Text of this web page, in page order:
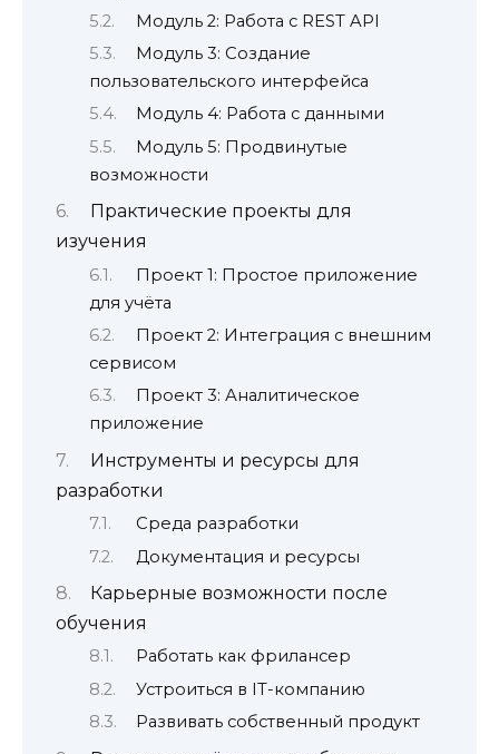
Модуль 2: Работа с REST API
Модуль 3: Создание
пользовательского интерфейса
Модуль 4: Работа с данными
Модуль 5: Продвинутые
возможности
Практические проекты для
изучения
Проект 1: Простое приложение
для учёта
Проект 2: Интеграция с внешним
сервисом
Проект 3: Аналитическое
приложение
Инструменты и ресурсы для
разработки
Среда разработки
Документация и ресурсы
Карьерные возможности после
обучения
Работать как фрилансер
Устроиться в IT-компанию
Развивать собственный продукт